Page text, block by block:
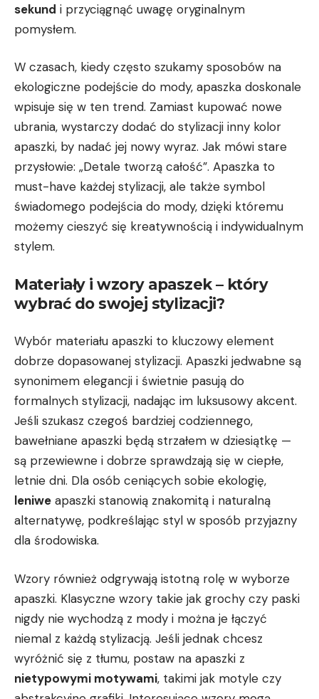
sekund i przyciągnąć uwagę oryginalnym
pomysłem.
W czasach, kiedy często szukamy⁢ sposobów na
ekologiczne​ podejście do mody, apaszka doskonale
wpisuje się⁢ w ten trend. Zamiast kupować nowe
ubrania, wystarczy dodać do stylizacji ⁤inny kolor​
apaszki, by nadać jej nowy wyraz. Jak mówi stare
przysłowie: „Detale tworzą całość”. ‍Apaszka to
must-have każdej stylizacji, ale także symbol
świadomego podejścia ⁣do​ mody, dzięki któremu
możemy cieszyć się kreatywnością i indywidualnym
stylem.
Materiały i wzory apaszek⁤ – który
wybrać‍ do swojej stylizacji?
Wybór materiału apaszki to kluczowy element
dobrze dopasowanej stylizacji. Apaszki jedwabne są
synonimem elegancji i świetnie pasują do
formalnych ‌stylizacji, nadając im luksusowy akcent.
Jeśli szukasz czegoś bardziej codziennego,
bawełniane apaszki będą strzałem w dziesiątkę —
są przewiewne i⁢ dobrze sprawdzają się w ciepłe,
letnie dni. Dla osób ceniących sobie ekologię,
leniwe apaszki stanowią znakomitą i⁢ naturalną
alternatywę, ⁤podkreślając⁤ styl w ‌sposób ⁤przyjazny
dla środowiska.
Wzory‍ również⁢ odgrywają istotną rolę w wyborze
apaszki. Klasyczne wzory takie jak grochy czy paski
nigdy ⁣nie wychodzą z mody i można je ⁣łączyć⁣
niemal z‌ każdą stylizacją. Jeśli ‍jednak chcesz
wyróżnić się z tłumu, postaw na apaszki z
nietypowymi motywami, takimi‍ jak⁢ motyle czy